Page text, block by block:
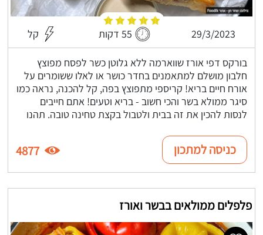
29/3/2023 55 דקות קל
בורקס דפי אורז שווארמה ללא גלוטן כשר לפסח מפוצץ
חלבון מושלם למתאמנים בחדר כושר או לאלו ששומרים על
אורח חיים בריא! קריספי מתפוצץ בפה, קל להכנה, נראה כמו
סיגר ממולא בשר והכי חשוב - בריא וטעים! אתם חייבים
לנסות להכין את זה בבית ולטבול בקצת טחינה טובה. תהנו
כניסה למתכון 4877
פלפלים ממולאים בבשר ואורז